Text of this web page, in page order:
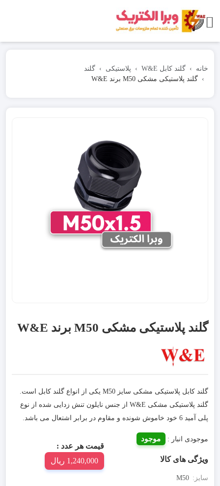
خانه گلند کابل W&E پلاستیکی
گلند
گلند پلاستیکی مشکی M50 برند W&E
گلند پلاستیکی مشکی M50 برند W&E
گلند کابل پلاستیکی مشکی سایز M50 یکی از انواع گلند کابل است.
گلند پلاستیکی مشکی W&E از جنس نایلون تنش زدایی شده از نوع
پلی آمید 6 خود خاموش شونده و مقاوم در برابر اشتعال می باشد.
موجودی انبار : موجود
ویژگی های کالا
سایز: M50
قیمت هر عدد :
1,240,000 ریال